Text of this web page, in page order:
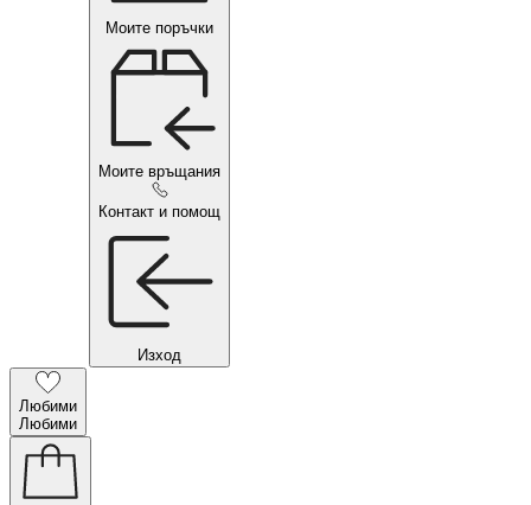
Моите поръчки
Моите връщания
Контакт и помощ
Изход
Любими
Любими